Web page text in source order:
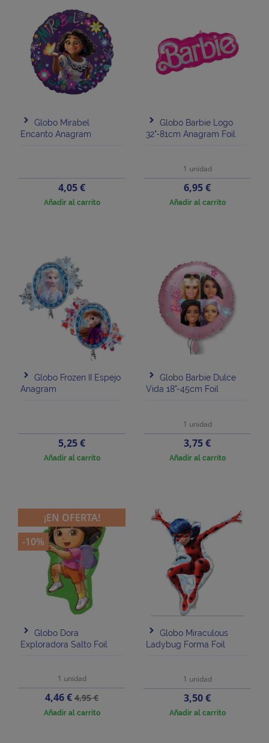
Globo Mirabel
Encanto Anagram
Precio
4,05 €
Añadir al carrito
Globo Barbie Logo
32"-81cm Anagram Foil
1 unidad
Precio
6,95 €
Añadir al carrito
Globo Frozen II Espejo
Anagram
Precio
5,25 €
Añadir al carrito
Globo Barbie Dulce
Vida 18"-45cm Foil
1 unidad
Precio
3,75 €
Añadir al carrito
Globo Dora
Exploradora Salto Foil
1 unidad
Precio
4,46 €Precio
base
4,95 €
Añadir al carrito
¡EN OFERTA!
-10%
Globo Miraculous
Ladybug Forma Foil
1 unidad
Precio
3,50 €
Añadir al carrito